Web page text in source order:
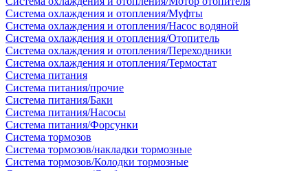
Система охлаждения и отопления/Муфты
Система охлаждения и отопления/Насос водяной
Система охлаждения и отопления/Отопитель
Система охлаждения и отопления/Переходники
Система охлаждения и отопления/Термостат
Система питания
Система питания/прочие
Система питания/Баки
Система питания/Насосы
Система питания/Форсунки
Система тормозов
Система тормозов/накладки тормозные
Система тормозов/Колодки тормозные